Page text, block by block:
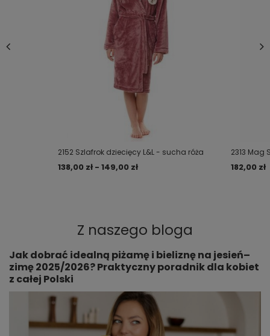
2152 Szlafrok dziecięcy L&L - sucha róża
138,00 zł - 149,00 zł
2313 Mag
182,00 zł
Z naszego bloga
Jak dobrać idealną piżamę i bieliznę na jesień–
zimę 2025/2026? Praktyczny poradnik dla kobiet
z całej Polski